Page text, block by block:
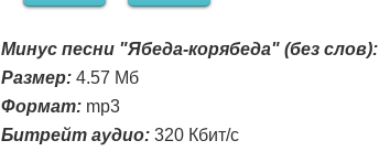
Минус песни "Ябеда-корябеда" (без слов):
Размер:4.57 Мб
Формат:mp3
Битрейт аудио:320 Кбит/с